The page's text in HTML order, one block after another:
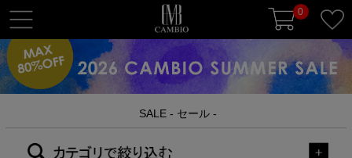
0
t
o
g
l
SALE - セール -